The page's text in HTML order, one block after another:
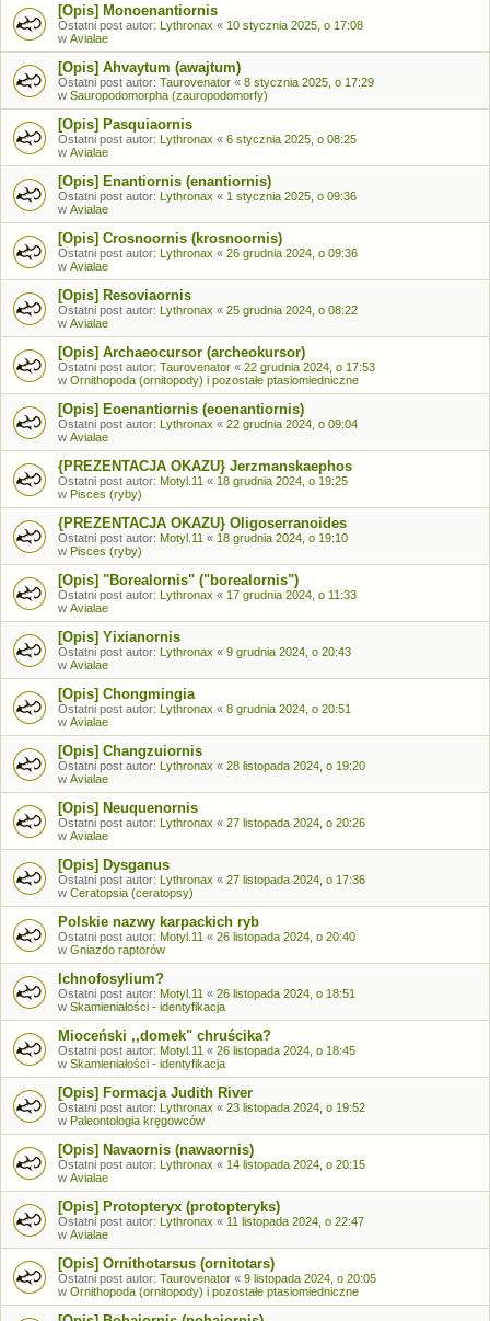
[Opis] Monoenantiornis
Ostatni post autor: Lythronax « 10 stycznia 2025, o 17:08
w Avialae
[Opis] Ahvaytum (awajtum)
Ostatni post autor: Taurovenator « 8 stycznia 2025, o 17:29
w Sauropodomorpha (zauropodomorfy)
[Opis] Pasquiaornis
Ostatni post autor: Lythronax « 6 stycznia 2025, o 08:25
w Avialae
[Opis] Enantiornis (enantiornis)
Ostatni post autor: Lythronax « 1 stycznia 2025, o 09:36
w Avialae
[Opis] Crosnoornis (krosnoornis)
Ostatni post autor: Lythronax « 26 grudnia 2024, o 09:36
w Avialae
[Opis] Resoviaornis
Ostatni post autor: Lythronax « 25 grudnia 2024, o 08:22
w Avialae
[Opis] Archaeocursor (archeokursor)
Ostatni post autor: Taurovenator « 22 grudnia 2024, o 17:53
w Ornithopoda (ornitopody) i pozostałe ptasiomiedniczne
[Opis] Eoenantiornis (eoenantiornis)
Ostatni post autor: Lythronax « 22 grudnia 2024, o 09:04
w Avialae
{PREZENTACJA OKAZU} Jerzmanskaephos
Ostatni post autor: Motyl.11 « 18 grudnia 2024, o 19:25
w Pisces (ryby)
{PREZENTACJA OKAZU} Oligoserranoides
Ostatni post autor: Motyl.11 « 18 grudnia 2024, o 19:10
w Pisces (ryby)
[Opis] "Borealornis" ("borealornis")
Ostatni post autor: Lythronax « 17 grudnia 2024, o 11:33
w Avialae
[Opis] Yixianornis
Ostatni post autor: Lythronax « 9 grudnia 2024, o 20:43
w Avialae
[Opis] Chongmingia
Ostatni post autor: Lythronax « 8 grudnia 2024, o 20:51
w Avialae
[Opis] Changzuiornis
Ostatni post autor: Lythronax « 28 listopada 2024, o 19:20
w Avialae
[Opis] Neuquenornis
Ostatni post autor: Lythronax « 27 listopada 2024, o 20:26
w Avialae
[Opis] Dysganus
Ostatni post autor: Lythronax « 27 listopada 2024, o 17:36
w Ceratopsia (ceratopsy)
Polskie nazwy karpackich ryb
Ostatni post autor: Motyl.11 « 26 listopada 2024, o 20:40
w Gniazdo raptorów
Ichnofosylium?
Ostatni post autor: Motyl.11 « 26 listopada 2024, o 18:51
w Skamieniałości - identyfikacja
Mioceński ,,domek" chruścika?
Ostatni post autor: Motyl.11 « 26 listopada 2024, o 18:45
w Skamieniałości - identyfikacja
[Opis] Formacja Judith River
Ostatni post autor: Lythronax « 23 listopada 2024, o 19:52
w Paleontologia kręgowców
[Opis] Navaornis (nawaornis)
Ostatni post autor: Lythronax « 14 listopada 2024, o 20:15
w Avialae
[Opis] Protopteryx (protopteryks)
Ostatni post autor: Lythronax « 11 listopada 2024, o 22:47
w Avialae
[Opis] Ornithotarsus (ornitotars)
Ostatni post autor: Taurovenator « 9 listopada 2024, o 20:05
w Ornithopoda (ornitopody) i pozostałe ptasiomiedniczne